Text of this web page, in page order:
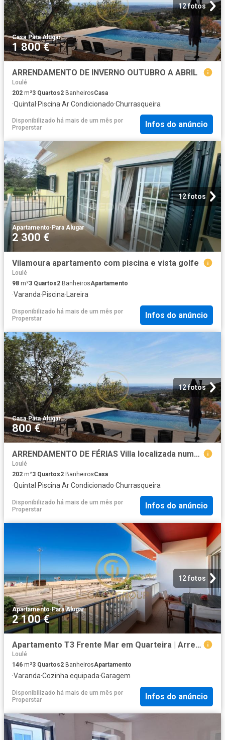
12 fotos
Casa·Para Alugar
1 800 €
ARRENDAMENTO DE INVERNO OUTUBRO A ABRIL
Loulé
202 m²3 Quartos2 BanheirosCasa
·Quintal·Piscina·Ar Condicionado·Churrasqueira
Disponibilizado há mais de um mês por
Properstar
Infos do anúncio
12 fotos
Apartamento· Para Alugar
2 300 €
Vilamoura apartamento com piscina e vista golfe
Loulé
98 m²3 Quartos2 BanheirosApartamento
·Varanda·Piscina· Lareira
Disponibilizado há mais de um mês por
Properstar
Infos do anúncio
12 fotos
Casa· Para Alugar
800 €
ARRENDAMENTO DE FÉRIAS Villa localizada numa zona de campo muito sossegada, a 5 min de Loulé
Loulé
202 m²3 Quartos2 BanheirosCasa
·Quintal ·Piscina·Ar Condicionado·Churrasqueira
Disponibilizado há mais de um mês por
Properstar
Infos do anúncio
12 fotos
Apartamento·Para Alugar
2 100 €
Apartamento T3 Frente Mar em Quarteira | Arrendamento
Loulé
146 m²3 Quartos2 BanheirosApartamento
·Varanda·Cozinha equipada·Garagem
Disponibilizado há mais de um mês por
Properstar
Infos do anúncio